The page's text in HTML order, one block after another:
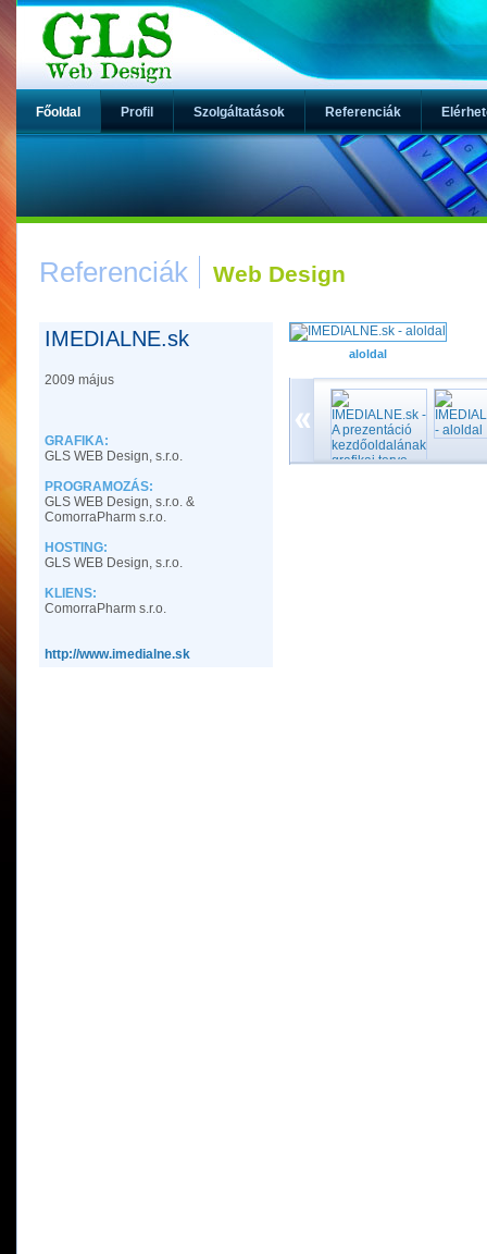
Főoldal Profil Szolgáltatások Referenciák
Referenciák Web Design
IMEDIALNE.sk
2009 május
GRAFIKA:
GLS WEB Design, s.r.o.
PROGRAMOZÁS:
GLS WEB Design, s.r.o. &
ComorraPharm s.r.o.
HOSTING:
GLS WEB Design, s.r.o.
KLIENS:
ComorraPharm s.r.o.
http://www.imedialne.sk
aloldal